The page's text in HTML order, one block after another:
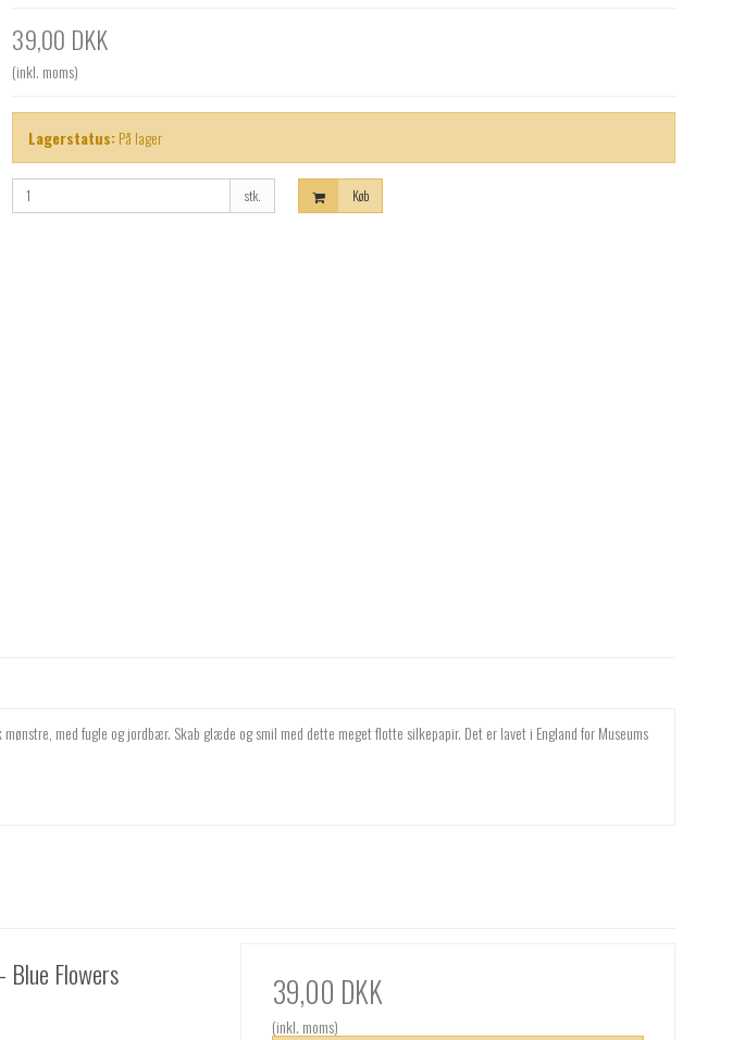
39,00 DKK
(inkl. moms)
Lagerstatus:På lager
stk. Køb
med fugle og jordbær. Skab glæde og smil med dette meget flotte silkepapir. Det er lavet i England for Museums
Blue Flowers 39,00 DKK
(inkl. moms)